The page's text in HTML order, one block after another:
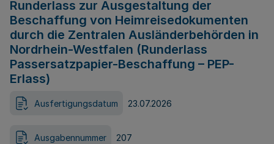
Runderlass zur Ausgestaltung der
Beschaffung von Heimreisedokumenten
durch die Zentralen Ausländerbehörden in
Nordrhein-Westfalen (Runderlass
Passersatzpapier-Beschaffung – PEP-
Erlass)
Ausfertigungsdatum 23.07.2026
Ausgabennummer 207